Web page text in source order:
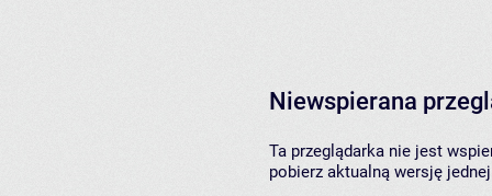
Niewspierana
Ta przeglądarka nie jest
pobierz aktualną wersję